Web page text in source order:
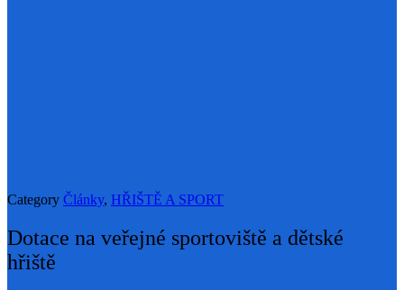
Category Články, HŘIŠTĚ A SPORT
Dotace na veřejné sportoviště a dětské
hřiště